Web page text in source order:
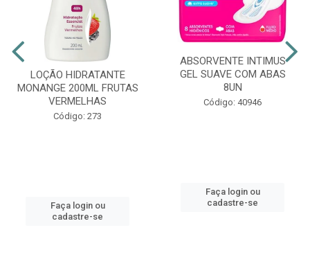
LOÇÃO HIDRATANTE
MONANGE 200ML FRUTAS
VERMELHAS
Código: 273
Faça login ou
cadastre-se
ABSORVENTE INTIMUS
GEL SUAVE COM ABAS
8UN
Código: 40946
Faça login ou
cadastre-se